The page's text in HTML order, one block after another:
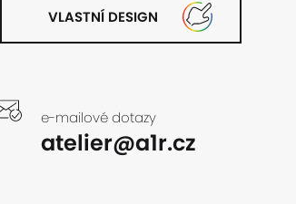
VLASTNÍ DESIGN
e-mailové dotazy
atelier@a1r.cz